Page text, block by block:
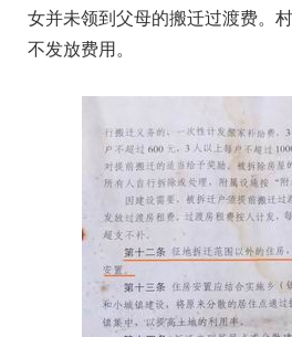
女并未领到父母的搬迁过渡费。
不发放费用。